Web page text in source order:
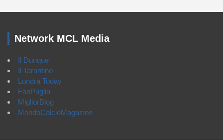
Network MCL Media
Il Dunque
Il Tarantino
Londra Today
FanPuglia
MigliorBlog
MondoCalcioMagazine